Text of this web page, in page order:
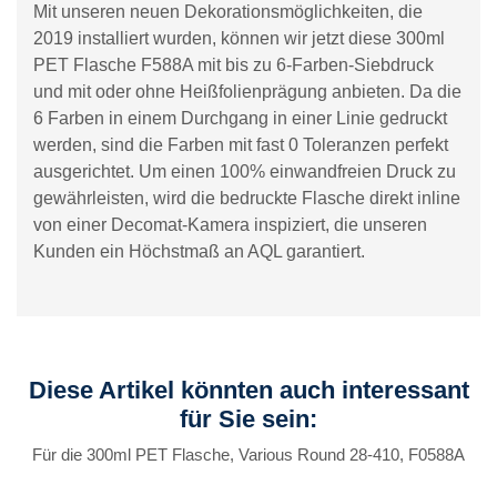
Mit unseren neuen Dekorationsmöglichkeiten, die
2019 installiert wurden, können wir jetzt diese 300ml
PET Flasche F588A mit bis zu 6-Farben-Siebdruck
und mit oder ohne Heißfolienprägung anbieten. Da die
6 Farben in einem Durchgang in einer Linie gedruckt
werden, sind die Farben mit fast 0 Toleranzen perfekt
ausgerichtet. Um einen 100% einwandfreien Druck zu
gewährleisten, wird die bedruckte Flasche direkt inline
von einer Decomat-Kamera inspiziert, die unseren
Kunden ein Höchstmaß an AQL garantiert.
Diese Artikel könnten auch interessant
für Sie sein:
Für die 300ml PET Flasche, Various Round 28-410, F0588A